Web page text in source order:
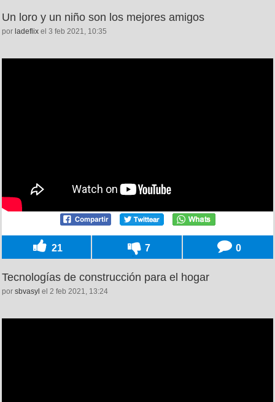
Un loro y un niño son los mejores amigos
por ladeflix el 3 feb 2021, 10:35
21 7 0
Tecnologías de construcción para el hogar
por sbvasyl el 2 feb 2021, 13:24